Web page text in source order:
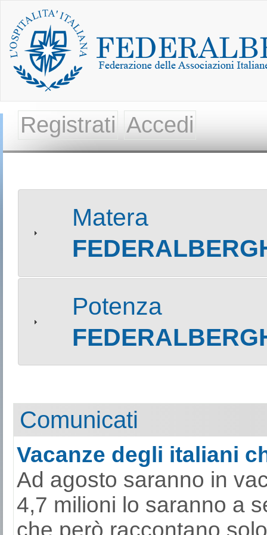
Registrati Accedi
Matera
Potenza
Comunicati
Vacanze degli italiani
Ad agosto saranno in
4,7 milioni lo saranno a